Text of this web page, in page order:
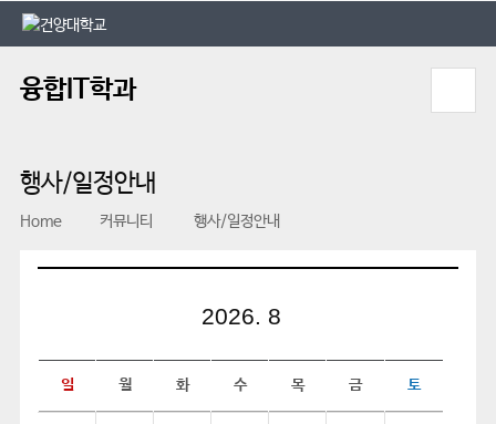
본문 바로가기
대메뉴 바로가기
융합IT학과
행사/일정안내
Home 커뮤니티 행사/일정안내
2026. 8
일 월 화 수 목 금 토